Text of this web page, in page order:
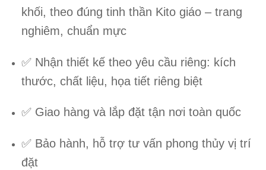
khối, theo đúng tinh thần Kito giáo – trang
nghiêm, chuẩn mực
✅ Nhận thiết kế theo yêu cầu riêng: kích
thước, chất liệu, họa tiết riêng biệt
✅ Giao hàng và lắp đặt tận nơi toàn quốc
✅ Bảo hành, hỗ trợ tư vấn phong thủy vị trí
đặt